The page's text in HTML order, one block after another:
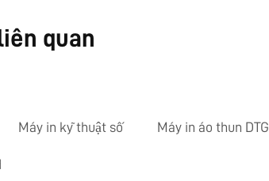
quan
Máy in kỹ thuật số Máy in áo thun DTG